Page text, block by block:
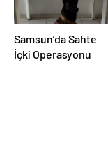
Samsun’da Sahte
İçki Operasyonu